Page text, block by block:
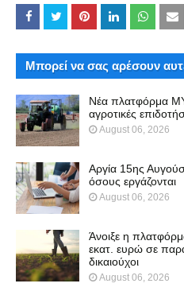
Μπορεί να σας αρέσουν
Νέα πλατφόρμα
αγροτικές
August 06, 2026
Αργία 15ης
όσους εργάζονται
August 06, 2026
Άνοιξε η
εκατ. ευρώ σε
δικαιούχοι
August 06, 2026